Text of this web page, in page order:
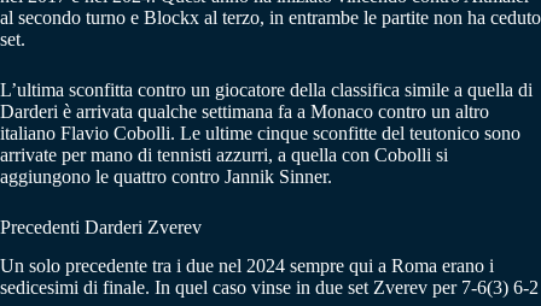
al secondo turno e Blockx al terzo, in entrambe le partite non ha ceduto
set.
L’ultima sconfitta contro un giocatore della classifica simile a quella di
Darderi è arrivata qualche settimana fa a Monaco contro un altro
italiano Flavio Cobolli. Le ultime cinque sconfitte del teutonico sono
arrivate per mano di tennisti azzurri, a quella con Cobolli si
aggiungono le quattro contro Jannik Sinner.
Precedenti Darderi Zverev
Un solo precedente tra i due nel 2024 sempre qui a Roma erano i
sedicesimi di finale. In quel caso vinse in due set Zverev per 7-6(3) 6-2